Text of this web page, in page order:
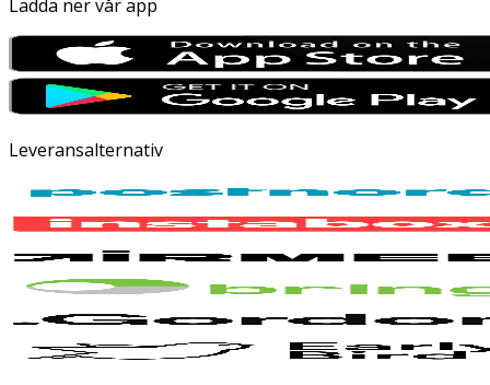
Ladda ner vår app
Leveransalternativ